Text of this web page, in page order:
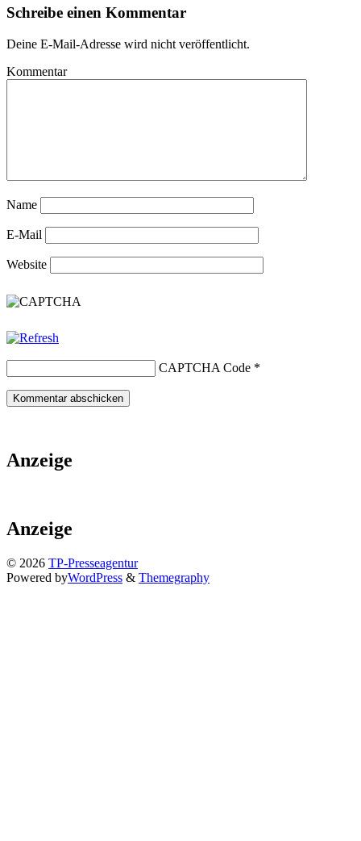
Schreibe einen Kommentar
Deine E-Mail-Adresse wird nicht veröffentlicht.
Kommentar
Name
E-Mail
Website
CAPTCHA Code *
Anzeige
Anzeige
© 2026 TP-Presseagentur
Powered byWordPress & Themegraphy